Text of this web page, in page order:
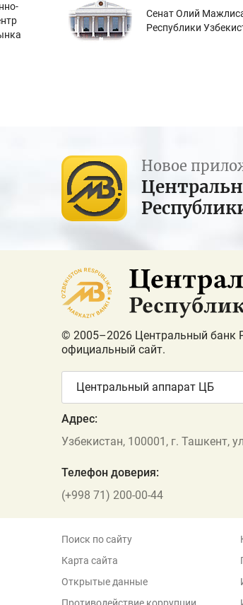
Сенат Олий
Республики
Новое
© 2005–2026 Центральный банк
официальный сайт.
Центральный аппарат ЦБ
Адрес:
Узбекистан, 100001, г. Ташкент,
Телефон доверия:
(+998 71) 200-00-44
Поиск по сайту
Карта сайта
Открытые данные